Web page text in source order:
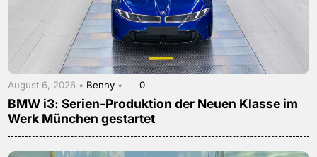
August 6, 2026 • Benny • 0
BMW i3: Serien-Produktion der Neuen Klasse im
Werk München gestartet